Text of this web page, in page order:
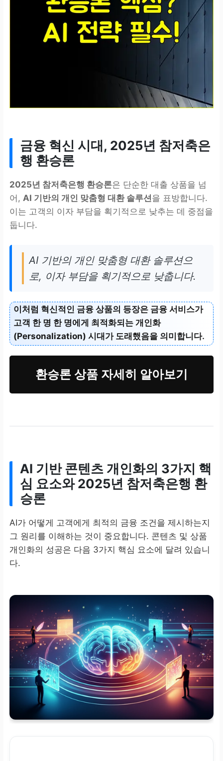
금융 혁신 시대, 2025년 참저축은
행 환승론
2025년 참저축은행 환승론은 단순한 대출 상품을 넘
어, AI 기반의 개인 맞춤형 대환 솔루션을 표방합니다.
이는 고객의 이자 부담을 획기적으로 낮추는 데 중점을
둡니다.
AI 기반의 개인 맞춤형 대환 솔루션으
로, 이자 부담을 획기적으로 낮춥니다.
이처럼 혁신적인 금융 상품의 등장은 금융 서비스가
고객 한 명 한 명에게 최적화되는 개인화
(Personalization) 시대 가 도래했음을 의미합니다.
환승론 상품 자세히 알아보기
AI 기반 콘텐츠 개인화의 3가지 핵
심 요소와2025년 참저축은행 환
승론
AI가 어떻게 고객에게 최적의 금융 조건을 제시하는지
그 원리를 이해하는 것이 중요합니다. 콘텐츠 및 상품
개인화의 성공은 다음 3가지 핵심 요소에 달려 있습니
다.